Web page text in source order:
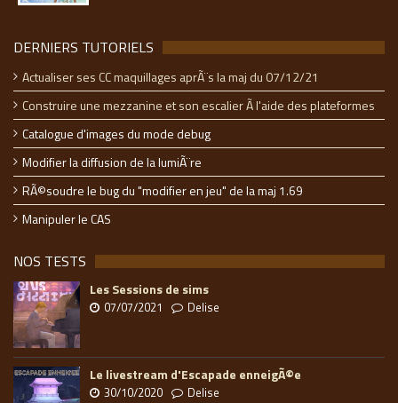
DERNIERS TUTORIELS
Actualiser ses CC maquillages aprÃ¨s la maj du 07/12/21
Construire une mezzanine et son escalier Ã l'aide des plateformes
Catalogue d'images du mode debug
Modifier la diffusion de la lumiÃ¨re
RÃ©soudre le bug du "modifier en jeu" de la maj 1.69
Manipuler le CAS
NOS TESTS
Les Sessions de sims
07/07/2021 Delise
Le livestream d'Escapade enneigÃ©e
30/10/2020 Delise